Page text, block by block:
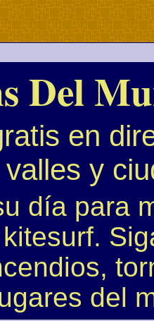
Del
en
y
día para
del